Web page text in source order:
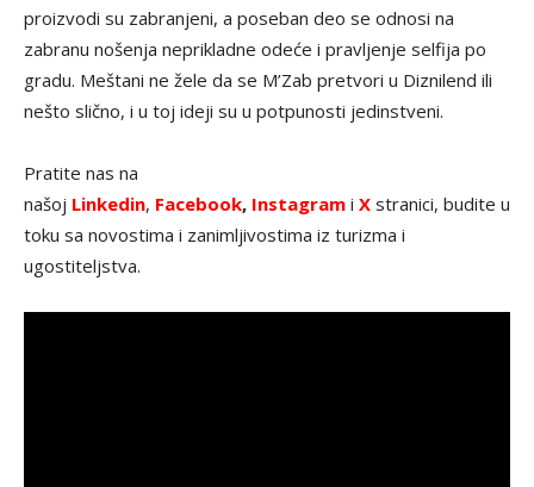
proizvodi su zabranjeni, a poseban deo se odnosi na
zabranu nošenja neprikladne odeće i pravljenje selfija po
gradu. Meštani ne žele da se M’Zab pretvori u Diznilend ili
nešto slično, i u toj ideji su u potpunosti jedinstveni.
Pratite nas na
našoj Linkedin, Facebook, Instagram i X stranici, budite u
toku sa novostima i zanimljivostima iz turizma i
ugostiteljstva.